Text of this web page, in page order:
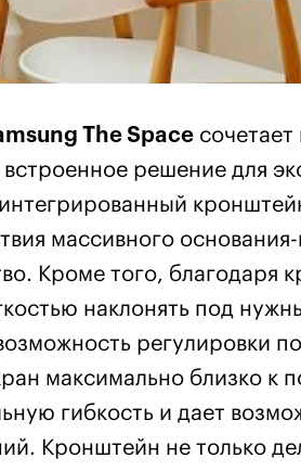
The Space
встроенное решение для
массивного
Кроме того, благодаря
наклонять под
регулировки
максимально близко к
гибкость и дает
Кронштейн не только